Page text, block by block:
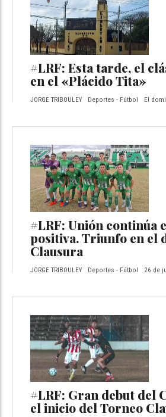
#LRF: Esta tarde, el
en el «Plácido Tita»
JORGE TRIBOULEY Deportes - Fútbol El
#LRF: Unión continúa
positiva. Triunfo en el
Clausura
JORGE TRIBOULEY Deportes - Fútbol 26 de
#LRF: Gran debut del
el inicio del Torneo